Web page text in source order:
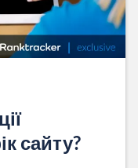
сайту?